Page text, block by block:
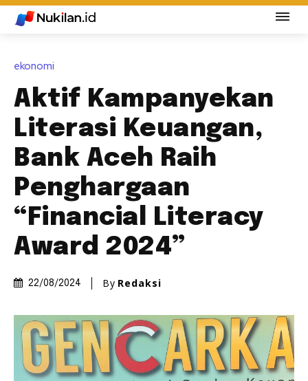
ekonomi
Aktif Kampanyekan
Literasi Keuangan,
Bank Aceh Raih
Penghargaan
“Financial Literacy
Award 2024”
22/08/2024 By Redaksi